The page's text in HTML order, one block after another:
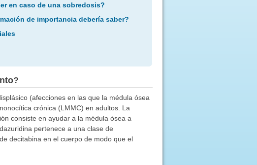
en caso de una sobredosis?
de importancia debería saber?
(afecciones en las que la médula ósea
crónica (LMMC) en adultos. La
consiste en ayudar a la médula ósea a
pertenece a una clase de
decitabina en el cuerpo de modo que el